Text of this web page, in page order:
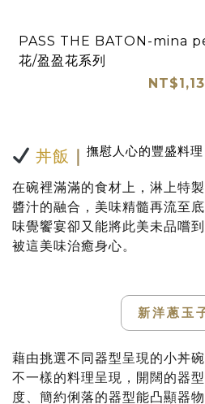
PASS THE BATON-mina
花/盈盈花系列
丼飯 ｜ 撫慰人心的豐盛料理
在碗裡滿滿的食材上，淋上特
醬汁的融合，美味精髓再流至
味覺饗宴卻又能將此美未品嚐
被這美味治癒身心。
新洋蔥玉
藉由挑選不同器型呈現的小丼
不一樣的料理呈現，開闊的器
度、簡約俐落的器型能凸顯器